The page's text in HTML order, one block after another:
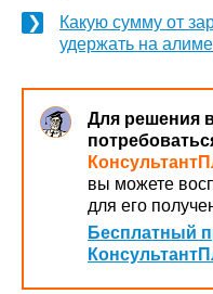
Какую сумму от
удержать на
Для решения
вы можете
для его
Бесплатный